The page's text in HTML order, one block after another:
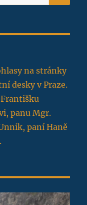
na stránky
desky v Praze.
panu Mgr.
paní Haně